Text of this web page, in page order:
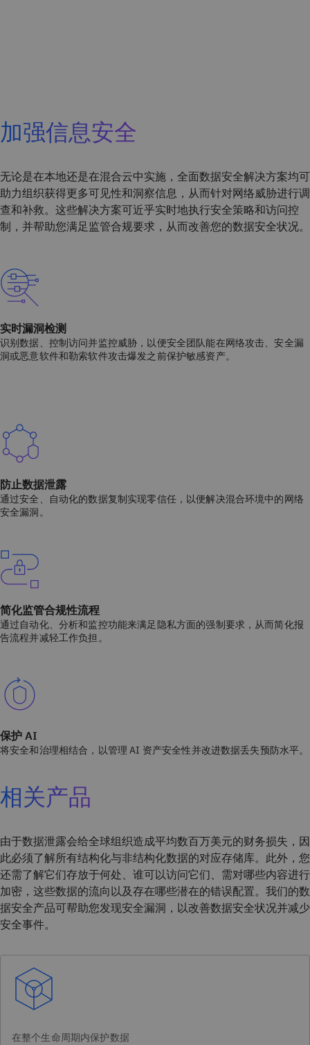
加强信息安全
无论是在本地还是在混合云中实施，全面数据安全解决方案均可
助力组织获得更多可见性和洞察信息，从而针对网络威胁进行调
查和补救。这些解决方案可近乎实时地执行安全策略和访问控
制，并帮助您满足监管合规要求，从而改善您的数据安全状况。
实时漏洞检测
识别数据、控制访问并监控威胁，以便安全团队能在网络攻击、安全漏
洞或恶意软件和勒索软件攻击爆发之前保护敏感资产。
防止数据泄露
通过安全、自动化的数据复制实现零信任，以便解决混合环境中的网络
安全漏洞。
简化监管合规性流程
通过自动化、分析和监控功能来满足隐私方面的强制要求，从而简化报
告流程并减轻工作负担。
保护 AI
将安全和治理相结合，以管理 AI 资产安全性并改进数据丢失预防水平。
相关产品
由于数据泄露会给全球组织造成平均数百万美元的财务损失，因
此必须了解所有结构化与非结构化数据的对应存储库。此外，您
还需了解它们存放于何处、谁可以访问它们、需对哪些内容进行
加密，这些数据的流向以及存在哪些潜在的错误配置。我们的数
据安全产品可帮助您发现安全漏洞，以改善数据安全状况并减少
安全事件。
在整个生命周期内保护数据